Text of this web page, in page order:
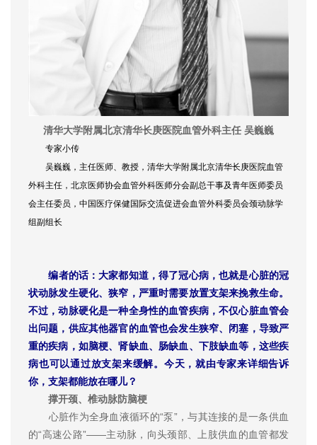
清华大学附属北京清华长庚医院血管外科主任 吴巍巍
专家小传
吴巍巍，主任医师、教授，清华大学附属北京清华长庚医院血管
外科主任，北京医师协会血管外科医师分会副总干事及青年医师委员
会主任委员，中国医疗保健国际交流促进会血管外科委员会颈动脉学
组副组长
编者的话：大家都知道，得了冠心病，也就是心脏的冠
状动脉发生硬化、狭窄，严重时需要放置支架来挽救生命。
不过，动脉硬化是一种全身性的血管疾病，不仅心脏血管会
出问题，供应其他器官的血管也会发生狭窄、闭塞，导致严
重的疾病，如脑梗、肾缺血、肠缺血、下肢缺血等，这些疾
病也可以通过放支架来缓解。今天，就由专家来详细告诉
你，支架都能放在哪儿？
撑开颈、椎动脉防脑梗
心脏作为全身血液循环的“泵”，与其连接的是一条供血
的“高速公路”——主动脉，向头颈部、上肢供血的血管都发